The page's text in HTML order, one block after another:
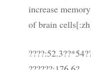
increase
of brain